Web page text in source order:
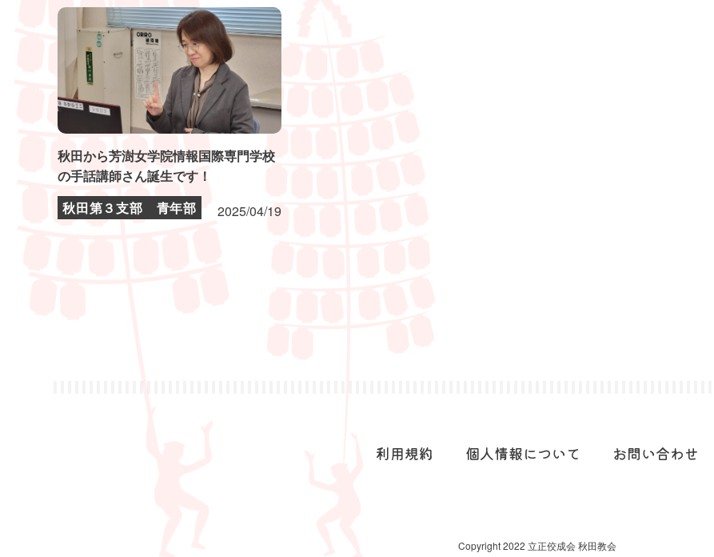
秋田から芳澍女学院情報国際専門学校
の手話講師さん誕生です！
秋田第３支部 青年部
2025/04/19
利用規約 個人情報について お問い合わせ
Copyright 2022 立正佼成会 秋田教会